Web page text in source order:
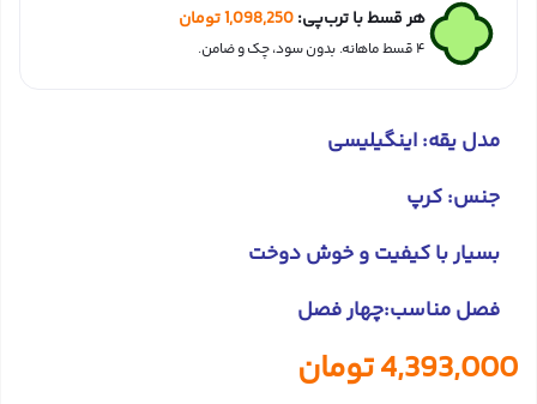
هر قسط با ترب‌پی:1,098,250تومان
۴ قسط ماهانه. بدون سود، چک و ضامن.
مدل یقه: اینگیلیسی
جنس: کرپ
بسیار با کیفیت و خوش دوخت
فصل مناسب:چهار فصل
4,393,000تومان